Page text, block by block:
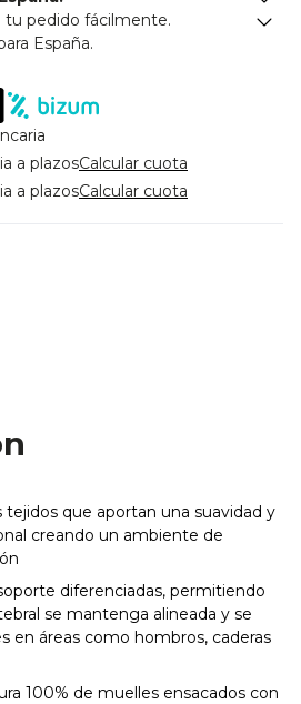
tu pedido fácilmente.
España.
a plazosCalcular cuota
a plazosCalcular cuota
que aportan una suavidad y
creando un ambiente de
diferenciadas, permitiendo
se mantenga alineada y se
en áreas como hombros, caderas
100% de muelles ensacados con